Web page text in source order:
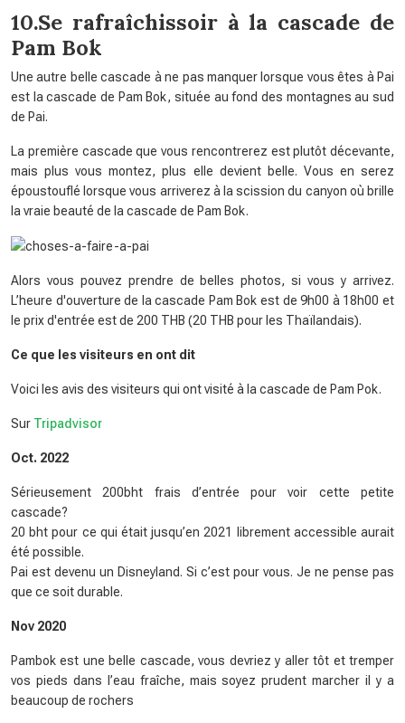
10.Se rafraîchissoir à la cascade de
Pam Bok
Une autre belle cascade à ne pas manquer lorsque vous êtes à Pai
est la cascade de Pam Bok, située au fond des montagnes au sud
de Pai.
La première cascade que vous rencontrerez est plutôt décevante,
mais plus vous montez, plus elle devient belle. Vous en serez
époustouflé lorsque vous arriverez à la scission du canyon où brille
la vraie beauté de la cascade de Pam Bok.
Alors vous pouvez prendre de belles photos, si vous y arrivez.
L’heure d'ouverture de la cascade Pam Bok est de 9h00 à 18h00 et
le prix d'entrée est de 200 THB (20 THB pour les Thaïlandais).
Ce que les visiteurs en ont dit
Voici les avis des visiteurs qui ont visité à la cascade de Pam Pok.
Sur Tripadvisor
Oct. 2022
Sérieusement 200bht frais d’entrée pour voir cette petite
cascade?
20 bht pour ce qui était jusqu’en 2021 librement accessible aurait
été possible.
Pai est devenu un Disneyland. Si c’est pour vous. Je ne pense pas
que ce soit durable.
Nov 2020
Pambok est une belle cascade, vous devriez y aller tôt et tremper
vos pieds dans l’eau fraîche, mais soyez prudent marcher il y a
beaucoup de rochers